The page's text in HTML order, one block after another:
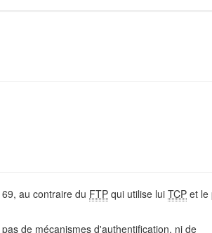
au contraire du FTP qui utilise lui TCP et le
de mécanismes d'authentification, ni de